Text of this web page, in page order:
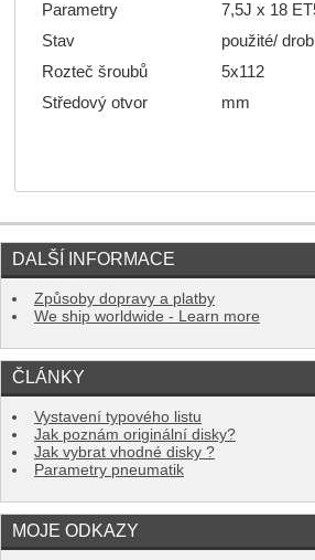
Parametry
7,5J x 18
Stav
použité/
Rozteč šroubů
5x112
Středový otvor
mm
DALŠÍ INFORMACE
Způsoby dopravy a platby
We ship worldwide - Learn more
ČLÁNKY
Vystavení typového listu
Jak poznám originální disky?
Jak vybrat vhodné disky ?
Parametry pneumatik
MOJE ODKAZY